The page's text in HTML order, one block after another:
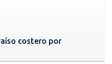
costero por